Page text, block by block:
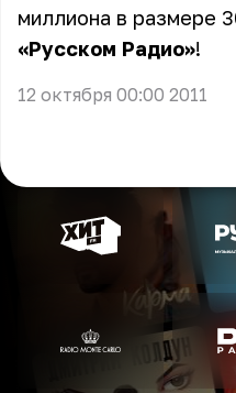
миллиона в размере
«Русском Радио»!
12 октября 00:00 2011